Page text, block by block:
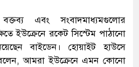
বক্তব্য এবং সংবাদমাধ্যমগুলোর
ইউক্রেনে রকেট সিস্টেম পাঠানো
বাইডেন। হোয়াইট হাউসে
বলেন, আমরা ইউক্রেনে এমন কোনো